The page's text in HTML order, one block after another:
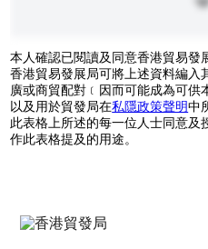
本人確認已閱讀及同意香港貿易發
香港貿易發展局可將上述資料編入
廣或商貿配對﹝因而可能成為可供
以及用於貿發局在私隱政策聲明中
此表格上所述的每一位人士同意及
作此表格提及的用途。